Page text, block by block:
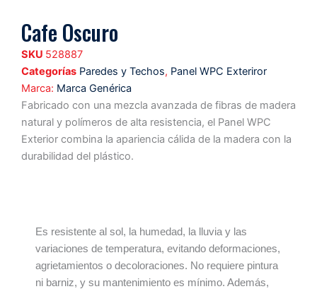
Cafe Oscuro
SKU 528887
Categorías Paredes y Techos, Panel WPC Exteriror
Marca: Marca Genérica
Fabricado con una mezcla avanzada de fibras de madera
natural y polímeros de alta resistencia, el Panel WPC
Exterior combina la apariencia cálida de la madera con la
durabilidad del plástico.
Es resistente al sol, la humedad, la lluvia y las
variaciones de temperatura, evitando deformaciones,
agrietamientos o decoloraciones. No requiere pintura
ni barniz, y su mantenimiento es mínimo. Además,